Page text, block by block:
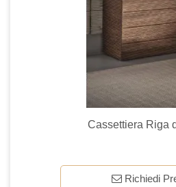
Cassettiera Riga
Richiedi